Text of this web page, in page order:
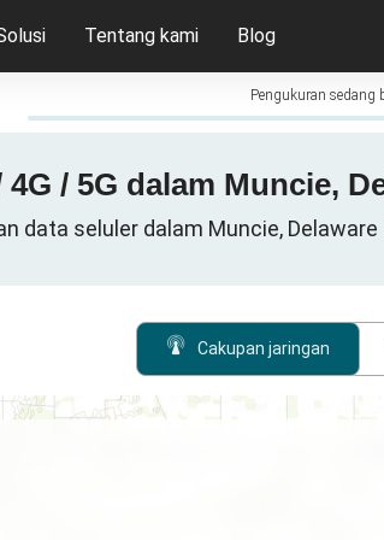
Tentang kami Blog
Pengukuran sedang
4G / 5G dalam Muncie,
data seluler dalam Muncie,
Cakupan jaringan